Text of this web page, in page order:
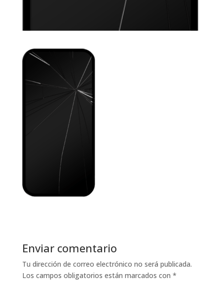
Enviar comentario
Tu dirección de correo electrónico no será publicada.
Los campos obligatorios están marcados con *